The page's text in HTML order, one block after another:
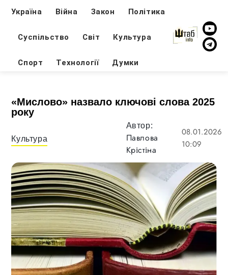
Україна Війна Закон Політика
Суспільство Світ Культура
Спорт Технології Думки
«Мислово» назвало ключові слова 2025
року
Культура
Автор:
Павлова
Крістіна
08.01.2026
10:09